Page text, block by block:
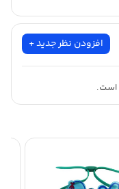
افزودن نظر جدید +
است.